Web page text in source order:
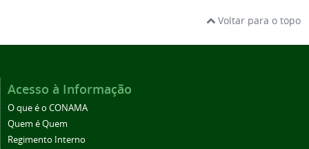
Voltar para o topo
Acesso à Informação
O que é o CONAMA
Quem é Quem
Regimento Interno